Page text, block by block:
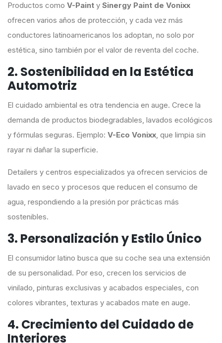
Productos como V-Paint y Sinergy Paint de Vonixx
ofrecen varios años de protección, y cada vez más
conductores latinoamericanos los adoptan, no solo por
estética, sino también por el valor de reventa del coche.
2. Sostenibilidad en la Estética
Automotriz
El cuidado ambiental es otra tendencia en auge. Crece la
demanda de productos biodegradables, lavados ecológicos
y fórmulas seguras. Ejemplo: V-Eco Vonixx, que limpia sin
rayar ni dañar la superficie.
Detailers y centros especializados ya ofrecen servicios de
lavado en seco y procesos que reducen el consumo de
agua, respondiendo a la presión por prácticas más
sostenibles.
3. Personalización y Estilo Único
El consumidor latino busca que su coche sea una extensión
de su personalidad. Por eso, crecen los servicios de
vinilado, pinturas exclusivas y acabados especiales, con
colores vibrantes, texturas y acabados mate en auge.
4. Crecimiento del Cuidado de
Interiores